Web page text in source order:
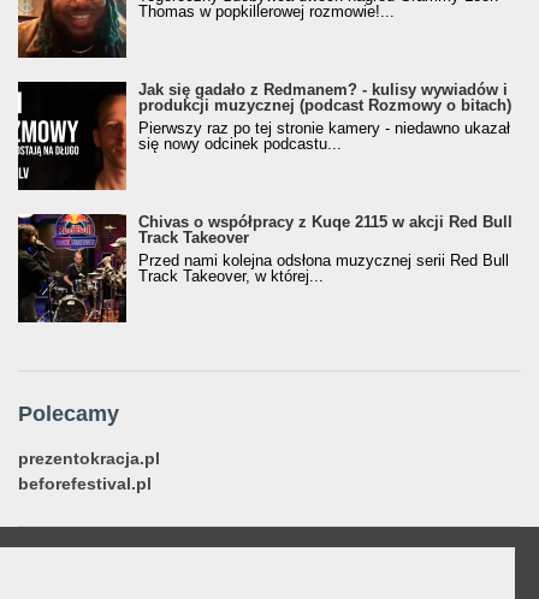
Thomas w popkillerowej rozmowie!...
Jak się gadało z Redmanem? - kulisy wywiadów i
produkcji muzycznej (podcast Rozmowy o bitach)
Pierwszy raz po tej stronie kamery - niedawno ukazał
się nowy odcinek podcastu...
Chivas o współpracy z Kuqe 2115 w akcji Red Bull
Track Takeover
Przed nami kolejna odsłona muzycznej serii Red Bull
Track Takeover, w której...
Polecamy
prezentokracja.pl
beforefestival.pl